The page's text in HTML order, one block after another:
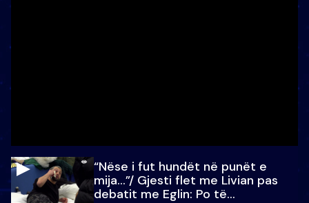
“Nëse i fut hundët në punët e
mija…”/ Gjesti flet me Livian pas
debatit me Eglin: Po të